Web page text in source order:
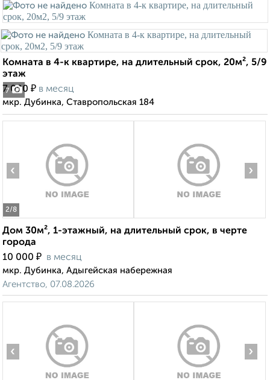
7
Комната в 4-к квартире, на длительный срок, 20м², 5/9
этаж
7 000 ₽ в месяц
мкр. Дубинка, Ставропольская 184
2/8
‹ ›
Дом 30м², 1-этажный, на длительный срок, в черте
города
10 000 ₽ в месяц
мкр. Дубинка, Адыгейская набережная
Агентство, 07.08.2026
‹ ›